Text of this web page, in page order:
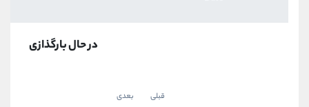
در حال بارگذازی
قبلی بعدی